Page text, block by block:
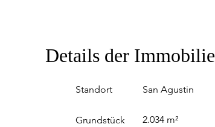
Details der Immobilie
Standort
Grundstück
San Agustin
2.034 m²